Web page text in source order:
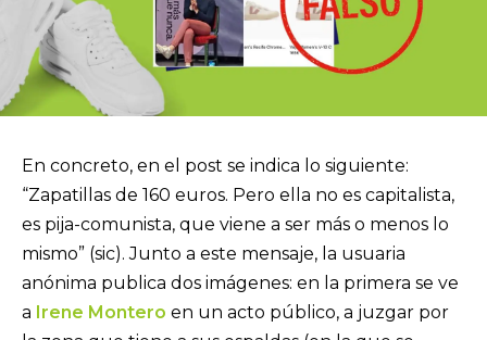
En concreto, en el post se indica lo siguiente:
“Zapatillas de 160 euros. Pero ella no es capitalista,
es pija-comunista, que viene a ser más o menos lo
mismo” (sic). Junto a este mensaje, la usuaria
anónima publica dos imágenes: en la primera se ve
a Irene Montero en un acto público, a juzgar por